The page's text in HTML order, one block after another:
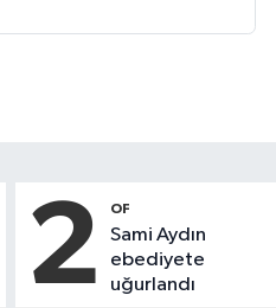
2 OF
Sami Aydın
ebediyete
uğurlandı